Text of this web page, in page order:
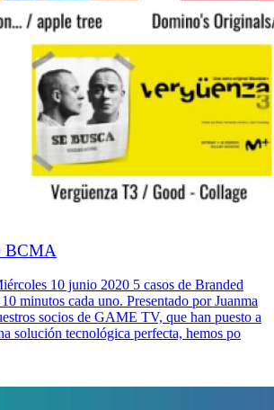
BCMA
10 junio 2020 5 casos de Branded
minutos cada uno. Presentado por Juanma
socios de GAME TV, que han puesto a
solución tecnológica perfecta, hemos po